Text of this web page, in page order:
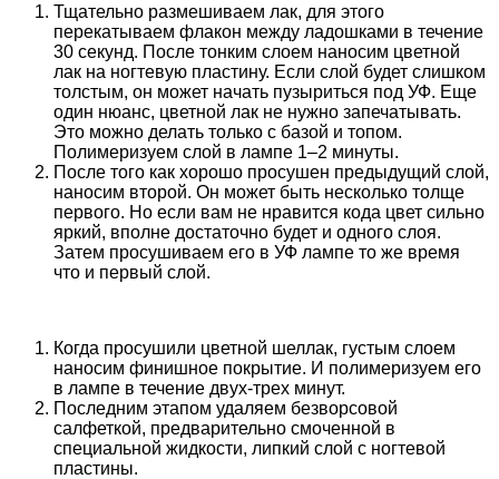
Тщательно размешиваем лак, для этого
перекатываем флакон между ладошками в течение
30 секунд. После тонким слоем наносим цветной
лак на ногтевую пластину. Если слой будет слишком
толстым, он может начать пузыриться под УФ. Еще
один нюанс, цветной лак не нужно запечатывать.
Это можно делать только с базой и топом.
Полимеризуем слой в лампе 1–2 минуты.
После того как хорошо просушен предыдущий слой,
наносим второй. Он может быть несколько толще
первого. Но если вам не нравится кода цвет сильно
яркий, вполне достаточно будет и одного слоя.
Затем просушиваем его в УФ лампе то же время
что и первый слой.
Когда просушили цветной шеллак, густым слоем
наносим финишное покрытие. И полимеризуем его
в лампе в течение двух-трех минут.
Последним этапом удаляем безворсовой
салфеткой, предварительно смоченной в
специальной жидкости, липкий слой с ногтевой
пластины.